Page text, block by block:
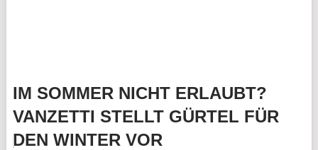
IM SOMMER NICHT ERLAUBT?
VANZETTI STELLT GÜRTEL FÜR
DEN WINTER VOR